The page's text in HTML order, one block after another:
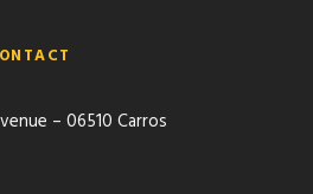
– 06510 Carros